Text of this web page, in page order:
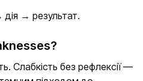
дія → результат.
Слабкість без рефлексії —